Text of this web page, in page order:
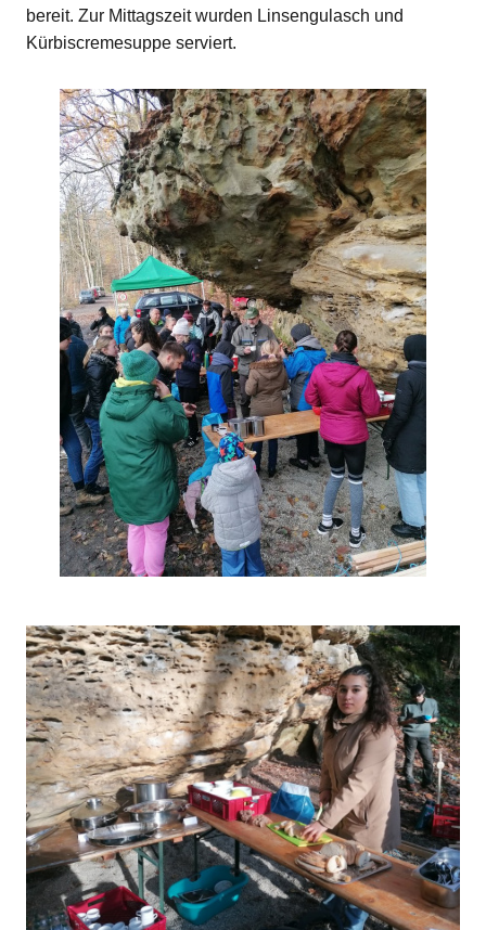
bereit. Zur Mittagszeit wurden Linsengulasch und
Kürbiscremesuppe serviert.